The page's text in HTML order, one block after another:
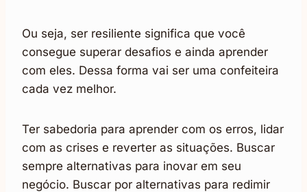
Ou seja, ser resiliente significa que você
consegue superar desafios e ainda aprender
com eles. Dessa forma vai ser uma confeiteira
cada vez melhor.
Ter sabedoria para aprender com os erros, lidar
com as crises e reverter as situações. Buscar
sempre alternativas para inovar em seu
negócio. Buscar por alternativas para redimir